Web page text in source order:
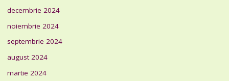
decembrie 2024
noiembrie 2024
septembrie 2024
august 2024
martie 2024